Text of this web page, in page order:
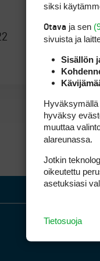
siksi
Otava ja sen
sivuista ja
Sisällön
Hyväksymällä
hyväksy
muuttaa
alareunassa.
Jotkin
oikeutettu
asetuksiasi
Tietosuoja